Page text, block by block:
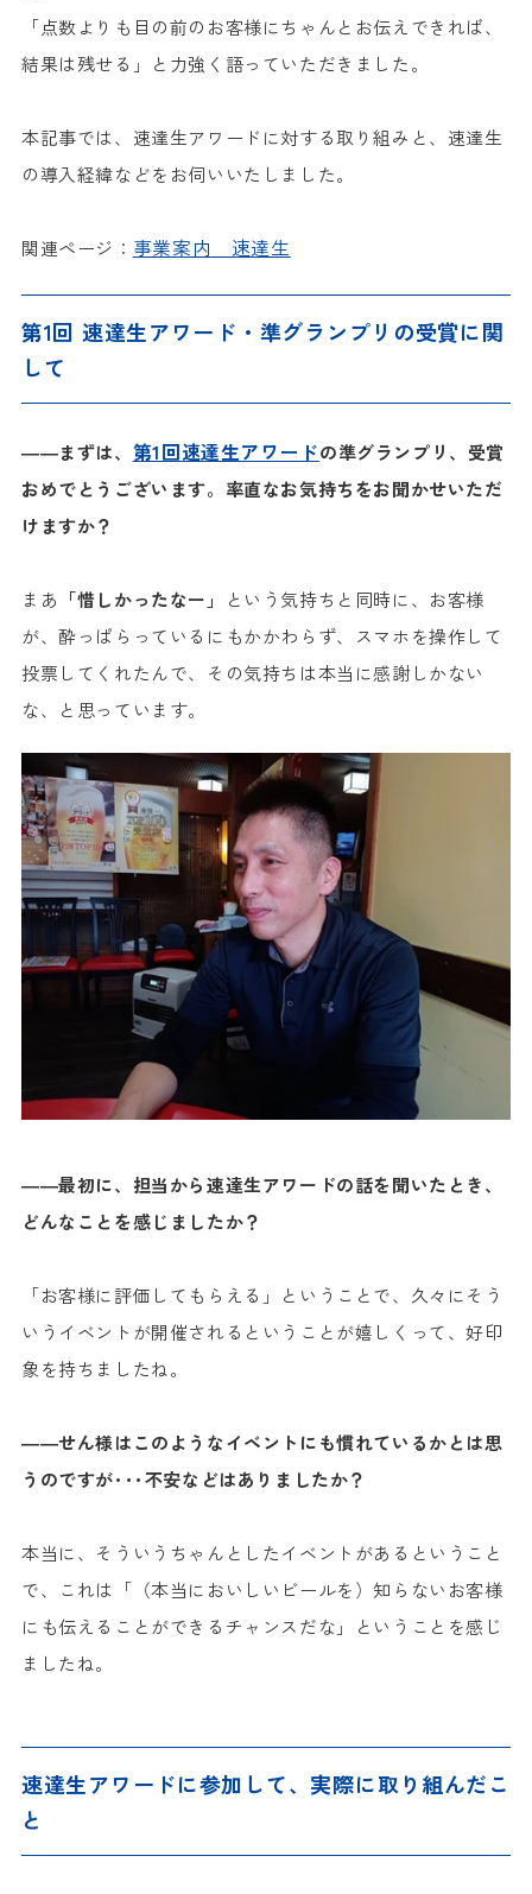
「点数よりも目の前のお客様にちゃんとお伝えできれば、
結果は残せる」と力強く語っていただきました。
本記事では、速達生アワードに対する取り組みと、速達生
の導入経緯などをお伺いいたしました。
関連ページ： 事業案内 速達生
第1回 速達生アワード・準グランプリの受賞に関
して
――まずは、 第1回速達生アワードの準グランプリ、受賞
おめでとうございます。率直なお気持ちをお聞かせいただ
けますか？
まあ 「惜しかったなー」
という気持ちと同時に、お客様
が、酔っぱらっているにもかかわらず、スマホを操作して
投票してくれたんで、その気持ちは本当に感謝しかない
な、と思っています。
――最初に、担当から速達生アワードの話を聞いたとき、
どんなことを感じましたか？
「お客様に評価してもらえる」ということで、久々にそう
いうイベントが開催されるということが嬉しくって、好印
象を持ちましたね。
――せん様はこのようなイベントにも慣れているかとは思
うのですが･･･不安などはありましたか？
本当に、そういうちゃんとしたイベントがあるということ
で、これは「（本当においしいビールを）知らないお客様
にも伝えることができるチャンスだな」ということを感じ
ましたね。
速達生アワードに参加して、実際に取り組んだこ
と